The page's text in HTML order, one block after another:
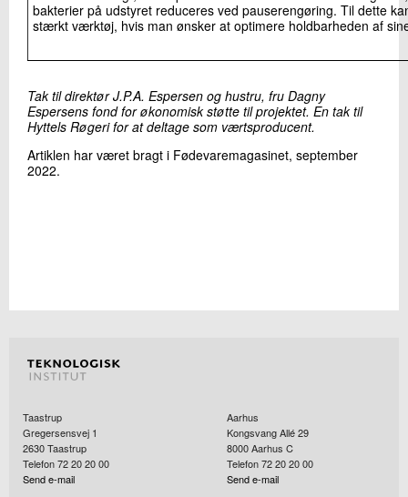
bakterier på udstyret reduceres ved pauserengøring. Til dette
stærkt værktøj, hvis man ønsker at optimere holdbarheden af
Tak til direktør J.P.A. Espersen og hustru, fru Dagny
Espersens fond for økonomisk støtte til projektet. En tak til
Hyttels Røgeri for at deltage som værtsproducent.
Artiklen har været bragt i Fødevaremagasinet, september
2022.
Taastrup
Gregersensvej 1
2630Taastrup
Telefon 72 20 20 00
Send e-mail
Aarhus
Kongsvang Allé 29
8000Aarhus C
Telefon 72 20 20 00
Send e-mail